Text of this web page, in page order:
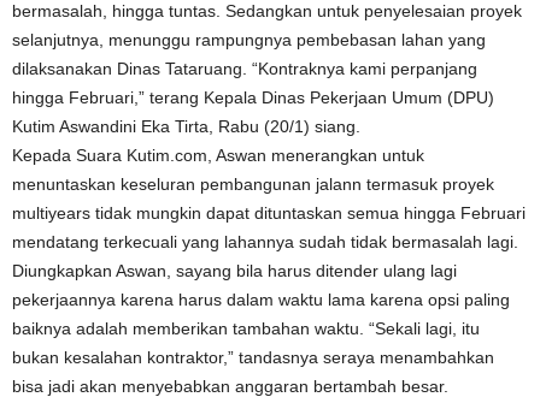
bermasalah, hingga tuntas. Sedangkan untuk penyelesaian proyek
selanjutnya, menunggu rampungnya pembebasan lahan yang
dilaksanakan Dinas Tataruang. “Kontraknya kami perpanjang
hingga Februari,” terang Kepala Dinas Pekerjaan Umum (DPU)
Kutim Aswandini Eka Tirta, Rabu (20/1) siang.
Kepada Suara Kutim.com, Aswan menerangkan untuk
menuntaskan keseluran pembangunan jalann termasuk proyek
multiyears tidak mungkin dapat dituntaskan semua hingga Februari
mendatang terkecuali yang lahannya sudah tidak bermasalah lagi.
Diungkapkan Aswan, sayang bila harus ditender ulang lagi
pekerjaannya karena harus dalam waktu lama karena opsi paling
baiknya adalah memberikan tambahan waktu. “Sekali lagi, itu
bukan kesalahan kontraktor,” tandasnya seraya menambahkan
bisa jadi akan menyebabkan anggaran bertambah besar.